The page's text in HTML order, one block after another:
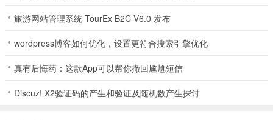
旅游网站管理系统 TourEx B2C V6.0 发布
wordpress博客如何优化，设置更符合搜索引擎优化
真有后悔药：这款App可以帮你撤回尴尬短信
Discuz! X2验证码的产生和验证及随机数产生探讨